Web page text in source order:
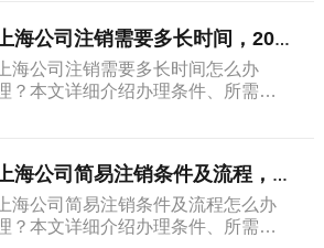
上海公司注销需要多长时间，2026最...
上海公司注销需要多长时间怎么办
？本文详细介绍办理条件、所需材
上海公司简易注销条件及流程，建议收藏...
海公司简易注销条件及流程怎么办
？本文详细介绍办理条件、所需材